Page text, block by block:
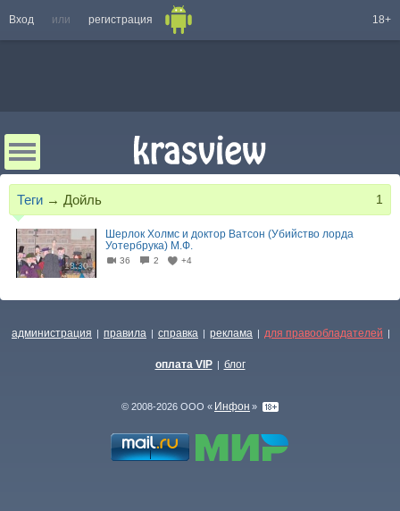
Вход или регистрация 18+
Теги → Дойль 1
18:30
Шерлок Холмс и доктор Ватсон (Убийство лорда
Уотербрука) М.Ф.
36 2 +4
администрация | правила | справка | реклама | для правообладателей |
оплата VIP | блог
© 2008-2026 ООО « Инфон »